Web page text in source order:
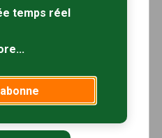
temps réel